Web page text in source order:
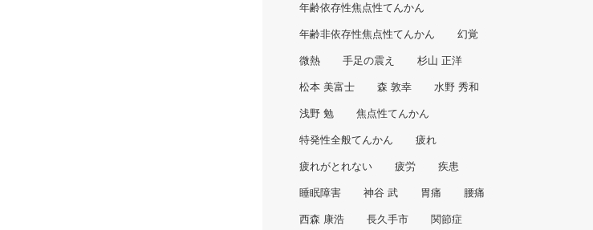
年齢依存性焦点性てんかん
年齢非依存性焦点性てんかん 幻覚
微熱 手足の震え 杉山 正洋
松本 美富士 森 敦幸 水野 秀和
浅野 勉 焦点性てんかん
特発性全般てんかん 疲れ
疲れがとれない 疲労 疾患
睡眠障害 神谷 武 胃痛 腰痛
西森 康浩 長久手市 関節症